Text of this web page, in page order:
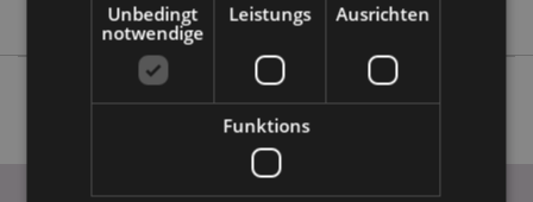
Unbedingt
notwendige
Leistungs Ausrichten
Funktions